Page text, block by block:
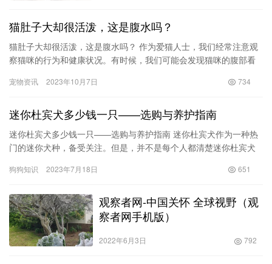
猫肚子大却很活泼，这是腹水吗？
猫肚子大却很活泼，这是腹水吗？ 作为爱猫人士，我们经常注意观
察猫咪的行为和健康状况。有时候，我们可能会发现猫咪的腹部看
忧，…
宠物资讯 2023年10月7日 734
迷你杜宾犬多少钱一只——选购与养护指南
迷你杜宾犬多少钱一只——选购与养护指南 迷你杜宾犬作为一种热
门的迷你犬种，备受关注。但是，并不是每个人都清楚迷你杜宾犬
些相…
狗狗知识 2023年7月18日 651
观察者网-中国关怀 全球视野（观
察者网手机版）
2022年6月3日 792